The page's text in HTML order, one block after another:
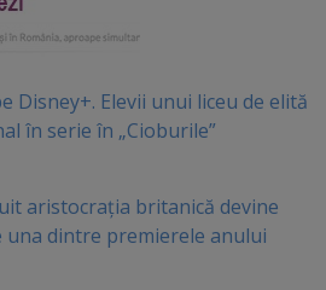
Disney+. Elevii unui liceu de elită
în serie în „Cioburile”
aristocrația britanică devine
una dintre premierele anului